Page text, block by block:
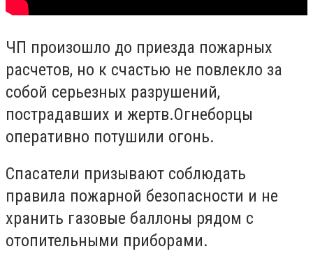
ЧП произошло до приезда пожарных
расчетов, но к счастью не повлекло за
собой серьезных разрушений,
пострадавших и жертв.Огнеборцы
оперативно потушили огонь.
Спасатели призывают соблюдать
правила пожарной безопасности и не
хранить газовые баллоны рядом с
отопительными приборами.